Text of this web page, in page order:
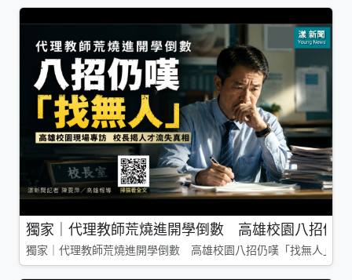
獨家｜代理教師荒燒進開學倒數 高雄校園八招仍
獨家｜代理教師荒燒進開學倒數 高雄校園八招仍嘆「找無人」